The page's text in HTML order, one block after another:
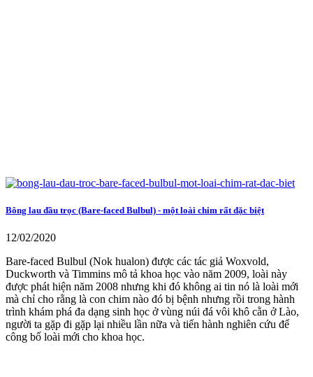
Bông lau đầu trọc (Bare-faced Bulbul) - một loài chim rất đặc biệt
12/02/2020
Bare-faced Bulbul (Nok hualon) được các tác giả Woxvold,
Duckworth và Timmins mô tả khoa học vào năm 2009, loài này
được phát hiện năm 2008 nhưng khi đó không ai tin nó là loài mới
mà chỉ cho rằng là con chim nào đó bị bệnh nhưng rồi trong hành
trình khám phá đa dạng sinh học ở vùng núi đá vôi khô cằn ở Lào,
người ta gặp đi gặp lại nhiều lần nữa và tiến hành nghiên cứu để
công bố loài mới cho khoa học.